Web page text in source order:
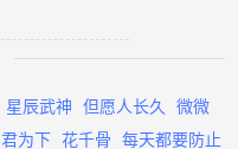
星辰武神 但愿人长久
微微
君为下 花千骨 每天都要防止